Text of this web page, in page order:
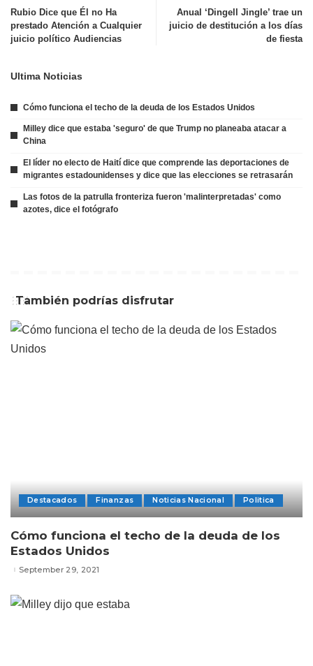
Rubio Dice que Él no Ha
prestado Atención a Cualquier
juicio político Audiencias
Anual ‘Dingell Jingle’ trae un
juicio de destitución a los días
de fiesta
Ultima Noticias
Cómo funciona el techo de la deuda de los Estados Unidos
Milley dice que estaba 'seguro' de que Trump no planeaba atacar a
China
El líder no electo de Haití dice que comprende las deportaciones de
migrantes estadounidenses y dice que las elecciones se retrasarán
Las fotos de la patrulla fronteriza fueron 'malinterpretadas' como
azotes, dice el fotógrafo
También podrías disfrutar
Destacados Finanzas Noticias Nacional Politica
Cómo funciona el techo de la deuda de los
Estados Unidos
September 29, 2021